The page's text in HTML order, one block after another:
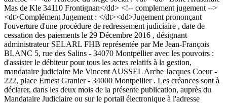
Mas de Kle 34110 Frontignan</dd> <!-- complement jugement -->
<dt>Complément Jugement : </dt><dd>Jugement prononçant
l'ouverture d'une procédure de redressement judiciaire , date de
cessation des paiements le 29 Décembre 2016 , désignant
administrateur SELARL FHB représentée par Me Jean-François
BLANC 5, rue des Salins - 34070 Montpellier avec les pouvoirs :
d'assister le débiteur pour tous les actes relatifs à la gestion,
mandataire judiciaire Me Vincent AUSSEL Arche Jacques Coeur -
222, place Ernest Granier - 34000 Montpellier . Les créances sont à
déclarer, dans les deux mois de la présente publication, auprès du
Mandataire Judiciaire ou sur le portail électronique à l'adresse